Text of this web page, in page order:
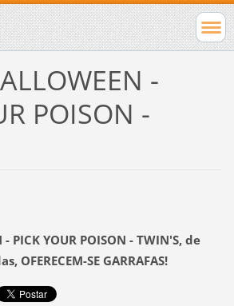
-
POISON -
- PICK YOUR POISON - TWIN'S, de
OFERECEM-SE GARRAFAS!